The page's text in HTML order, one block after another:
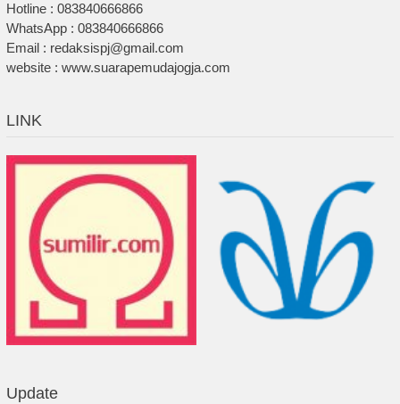
Hotline : 083840666866
WhatsApp : 083840666866
Email : redaksispj@gmail.com
website : www.suarapemudajogja.com
LINK
Update